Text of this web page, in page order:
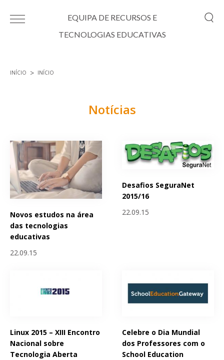
EQUIPA DE RECURSOS E
TECNOLOGIAS EDUCATIVAS
INÍCIO INÍCIO
Notícias
Novos estudos na área
das tecnologias
educativas
22.09.15
Desafios SeguraNet
2015/16
22.09.15
Linux 2015 – XIII Encontro
Nacional sobre
Tecnologia Aberta
Celebre o Dia Mundial
dos Professores com o
School Education
Páginas